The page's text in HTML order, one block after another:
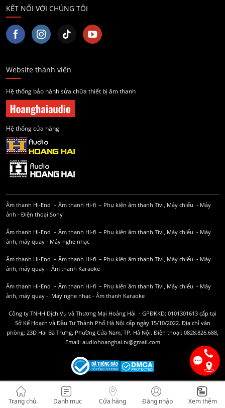
KẾT NỐI VỚI CHÚNG TÔI
Website thành viên
Hệ thống bảo hành sửa chữa thiết bị âm thanh
Hệ thống cửa hàng
Âm thanh Hi-End – Âm thanh Hi-fi – Phụ kiện âm thanh Tivi, Máy chiếu - Máy
ảnh - Điện thoại Sony
Âm thanh Hi-End – Âm thanh Hi-fi – Phụ kiện âm thanh Tivi, Máy chiếu - Máy
ảnh, máy quay - Máy nghe nhạc
Âm thanh Hi-End – Âm thanh Hi-fi – Phụ kiện âm thanh Tivi, Máy chiếu - Máy
ảnh, máy quay - Âm thanh Karaoke
Âm thanh Hi-End – Âm thanh Hi-fi – Phụ kiện âm thanh Tivi, Máy chiếu - Máy
ảnh, máy quay - Máy nghe nhạc - Âm thanh Karaoke
Công ty TNHH Dịch Vụ và Thương Mại Hoàng Hải - GPĐKKD: 0101301613 cấp tại
Sở Kế Hoạch và Đầu Tư Thành Phố Hà Nội cấp ngày 15/10/2022. Địa chỉ văn
phòng: 23D Hai Bà Trưng, Phường Cửa Nam, TP. Hà Nội. Điện thoại: 0828.826.688,
Email: audiohoanghai.tv@gmail.com
Trang chủ Danh mục Cửa hàng Đăng nhập Xem thêm